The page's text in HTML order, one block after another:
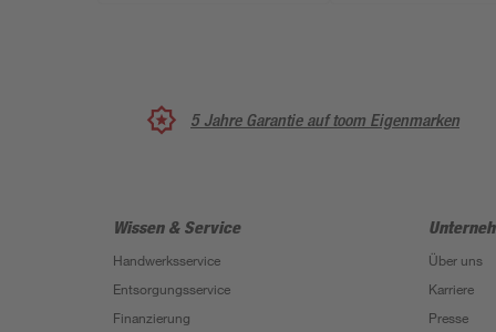
5 Jahre Garantie auf toom Eigenmarken
Wissen & Service
Handwerksservice
Entsorgungsservice
Finanzierung
Über uns
Karriere
Presse